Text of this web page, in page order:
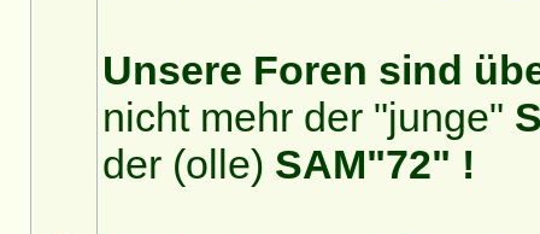
Unsere Foren sind
nicht mehr der "junge"
der (olle) SAM"72" !